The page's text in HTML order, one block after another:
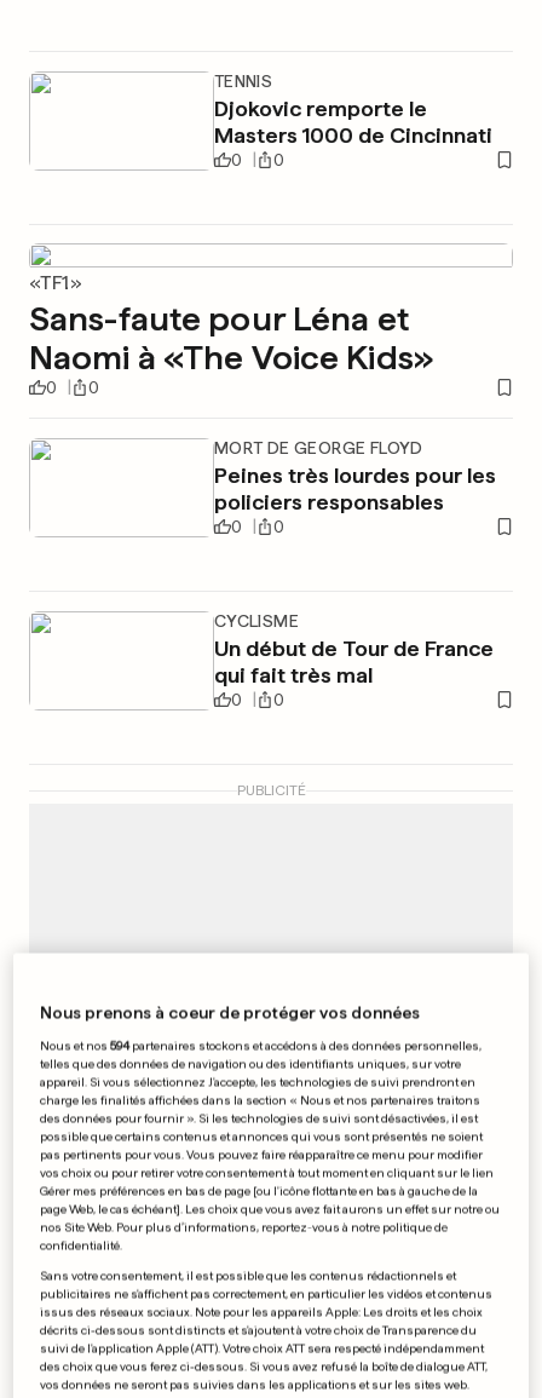
TENNIS
Djokovic remporte le
Masters 1000 de Cincinnati
0 0
«TF1»
Sans-faute pour Léna et
Naomi à «The Voice Kids»
0 0
MORT DE GEORGE FLOYD
Peines très lourdes pour les
policiers responsables
0 0
CYCLISME
Un début de Tour de France
qui fait très mal
0 0
PUBLICITÉ
EN FRANCE
Un magazine traite une
députée d’esclave
0 0
FOOTBALL
Lionel Messi devrait bien
zapper l'entraînement
Nous prenons à coeur de protéger vos données
Nous et nos594partenaires stockons et accédons à des données personnelles,
telles que des données de navigation ou des identifiants uniques, sur votre
appareil. Si vous sélectionnez J'accepte, les technologies de suivi prendront en
charge les finalités affichées dans la section « Nous et nos partenaires traitons
des données pour fournir ». Si les technologies de suivi sont désactivées, il est
possible que certains contenus et annonces qui vous sont présentés ne soient
pas pertinents pour vous. Vous pouvez faire réapparaître ce menu pour modifier
vos choix ou pour retirer votre consentement à tout moment en cliquant sur le lien
Gérer mes préférences en bas de page [ou l'icône flottante en bas à gauche de la
page Web, le cas échéant]. Les choix que vous avez fait aurons un effet sur notre ou
nos Site Web. Pour plus d’informations, reportez-vous à notre politique de
confidentialité.
Sans votre consentement, il est possible que les contenus rédactionnels et
publicitaires ne s'affichent pas correctement, en particulier les vidéos et contenus
issus des réseaux sociaux. Note pour les appareils Apple: Les droits et les choix
décrits ci-dessous sont distincts et s'ajoutent à votre choix de Transparence du
suivi de l'application Apple (ATT). Votre choix ATT sera respecté indépendamment
des choix que vous ferez ci-dessous. Si vous avez refusé la boîte de dialogue ATT,
vos données ne seront pas suivies dans les applications et sur les sites web.